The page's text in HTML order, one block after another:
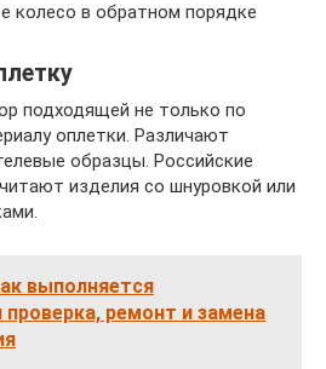
колесо в обратном порядке
подходящей не только по
оплетки. Различают
образцы. Российские
изделия со шнуровкой или
выполняется
ремонт и замена